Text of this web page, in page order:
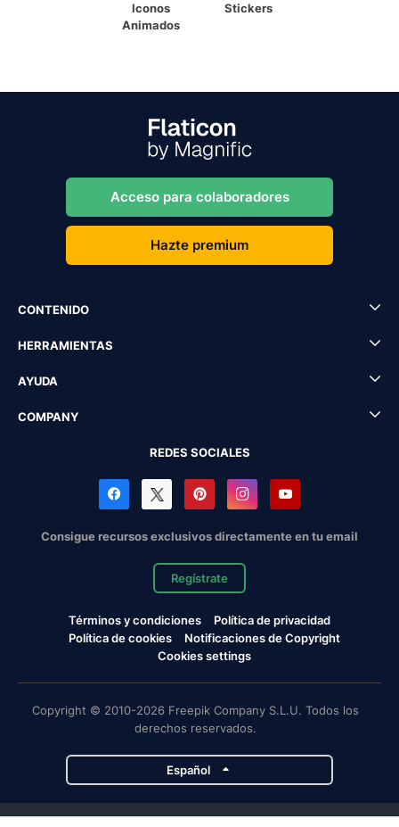
Iconos
Animados
Stickers
Acceso para colaboradores
Hazte premium
CONTENIDO
HERRAMIENTAS
AYUDA
COMPANY
REDES SOCIALES
Consigue recursos exclusivos directamente en tu email
Regístrate
Términos y condiciones
Política de privacidad
Política de cookies
Notificaciones de Copyright
Cookies settings
Copyright © 2010-2026 Freepik Company S.L.U. Todos los
derechos reservados.
Español